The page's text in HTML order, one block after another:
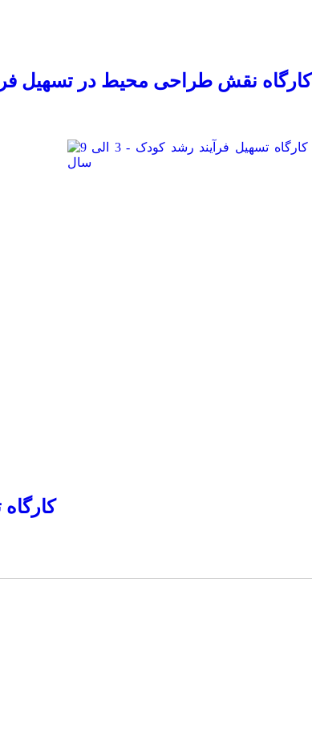
کارگاه نقش طراحی محیط در تسهیل
کارگاه